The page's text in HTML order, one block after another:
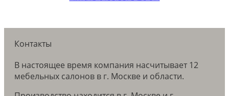
Контакты
В настоящее время компания насчитывает 12
мебельных салонов в г. Москве и области.